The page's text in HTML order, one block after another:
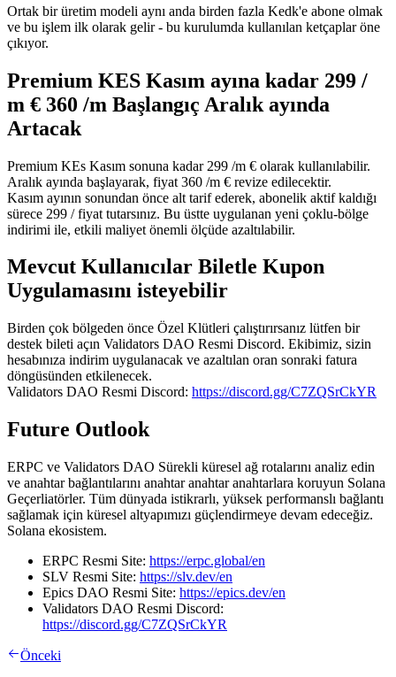
Ortak bir üretim modeli aynı anda birden fazla Kedk'e abone olmak
ve bu işlem ilk olarak gelir - bu kurulumda kullanılan ketçaplar öne
çıkıyor.
Premium KES Kasım ayına kadar 299 /
m € 360 /m Başlangıç Aralık ayında
Artacak
Premium KEs Kasım sonuna kadar 299 /m € olarak kullanılabilir.
Aralık ayında başlayarak, fiyat 360 /m € revize edilecektir.
Kasım ayının sonundan önce alt tarif ederek, abonelik aktif kaldığı
sürece 299 / fiyat tutarsınız. Bu üstte uygulanan yeni çoklu-bölge
indirimi ile, etkili maliyet önemli ölçüde azaltılabilir.
Mevcut Kullanıcılar Biletle Kupon
Uygulamasını isteyebilir
Birden çok bölgeden önce Özel Klütleri çalıştırırsanız lütfen bir
destek bileti açın Validators DAO Resmi Discord. Ekibimiz, sizin
hesabınıza indirim uygulanacak ve azaltılan oran sonraki fatura
döngüsünden etkilenecek.
Validators DAO Resmi Discord: https://discord.gg/C7ZQSrCkYR
Future Outlook
ERPC ve Validators DAO Sürekli küresel ağ rotalarını analiz edin
ve anahtar bağlantılarını anahtar anahtar anahtarlara koruyun Solana
Geçerliatörler. Tüm dünyada istikrarlı, yüksek performanslı bağlantı
sağlamak için küresel altyapımızı güçlendirmeye devam edeceğiz.
Solana ekosistem.
ERPC Resmi Site: https://erpc.global/en
SLV Resmi Site: https://slv.dev/en
Epics DAO Resmi Site: https://epics.dev/en
Validators DAO Resmi Discord:
https://discord.gg/C7ZQSrCkYR
Önceki